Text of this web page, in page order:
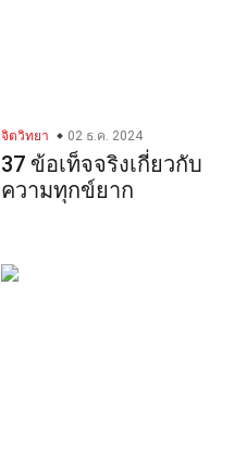
จิตวิทยา 02 ธ.ค. 2024
37 ข้อเท็จจริงเกี่ยวกับ
ความทุกข์ยาก